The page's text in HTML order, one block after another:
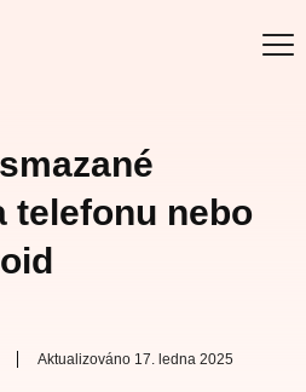
telefonu nebo
Aktualizováno 17. ledna 2025